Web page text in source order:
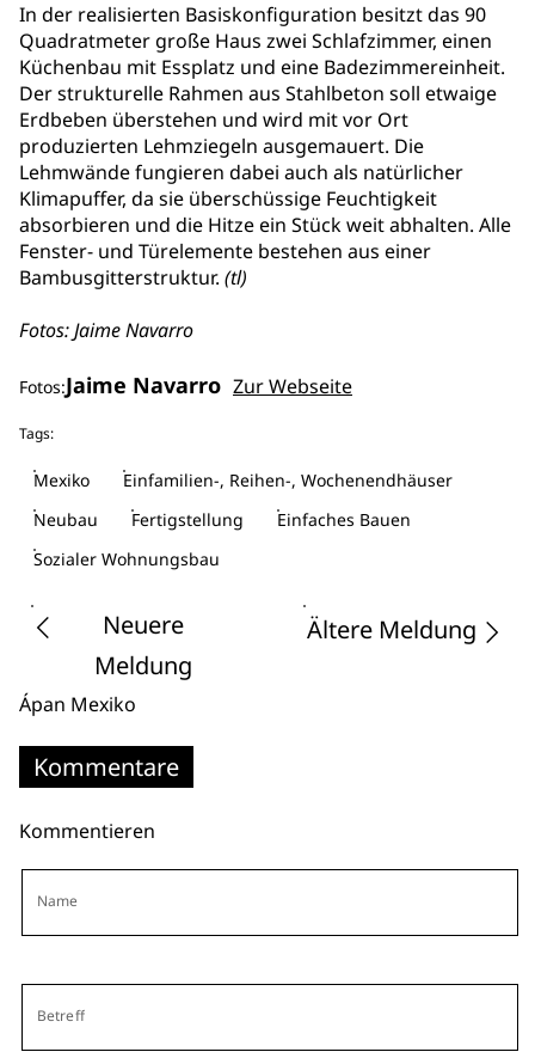
In der realisierten Basiskonfiguration besitzt das 90
Quadratmeter große Haus zwei Schlafzimmer, einen
Küchenbau mit Essplatz und eine Badezimmereinheit.
Der strukturelle Rahmen aus Stahlbeton soll etwaige
Erdbeben überstehen und wird mit vor Ort
produzierten Lehmziegeln ausgemauert. Die
Lehmwände fungieren dabei auch als natürlicher
Klimapuffer, da sie überschüssige Feuchtigkeit
absorbieren und die Hitze ein Stück weit abhalten. Alle
Fenster- und Türelemente bestehen aus einer
Bambusgitterstruktur. (tl)
Fotos: Jaime Navarro
Fotos:Jaime Navarro Zur Webseite
Tags:
Mexiko
Einfamilien-, Reihen-, Wochenendhäuser
Neubau
Fertigstellung
Einfaches Bauen
Sozialer Wohnungsbau
Neuere
Meldung
Ältere Meldung
Ápan Mexiko
Kommentare
Kommentieren
Name
Betreff